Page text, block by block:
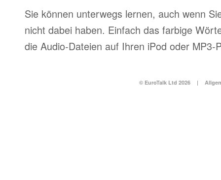
Sie können unterwegs lernen, auch wenn
nicht dabei haben. Einfach das farbige
die Audio-Dateien auf Ihren iPod oder MP3-
© EuroTalk Ltd 2026 |